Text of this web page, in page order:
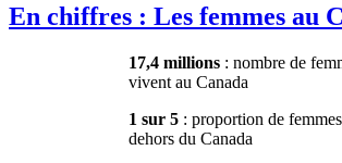
En chiffres : Les femmes au
17,4 millions : nombre de
vivent au Canada
1 sur 5 : proportion de
dehors du Canada